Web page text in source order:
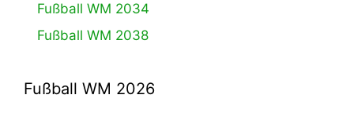
Fußball WM 2034
Fußball WM 2038
Fußball WM 2026